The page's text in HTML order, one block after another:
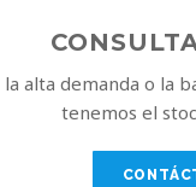
la alta demanda o la
tenemos el